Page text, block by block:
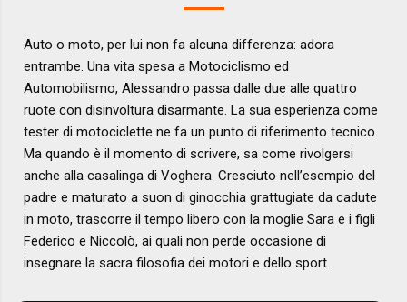
Auto o moto, per lui non fa alcuna differenza: adora
entrambe. Una vita spesa a Motociclismo ed
Automobilismo, Alessandro passa dalle due alle quattro
ruote con disinvoltura disarmante. La sua esperienza come
tester di motociclette ne fa un punto di riferimento tecnico.
Ma quando è il momento di scrivere, sa come rivolgersi
anche alla casalinga di Voghera. Cresciuto nell’esempio del
padre e maturato a suon di ginocchia grattugiate da cadute
in moto, trascorre il tempo libero con la moglie Sara e i figli
Federico e Niccolò, ai quali non perde occasione di
insegnare la sacra filosofia dei motori e dello sport.